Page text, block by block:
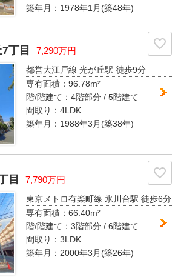
築年月：1978年1月(築48年)
丁目 7,290万円
都営大江戸線 光が丘駅徒歩9分
専有面積：96.78m²
階/階建て：4階部分 / 5階建て
間取り：4LDK
築年月：1988年3月(築38年)
目 7,790万円
東京メトロ有楽町線 氷川台駅徒歩6分
専有面積：66.40m²
階/階建て：3階部分 / 6階建て
間取り：3LDK
築年月：2000年3月(築26年)